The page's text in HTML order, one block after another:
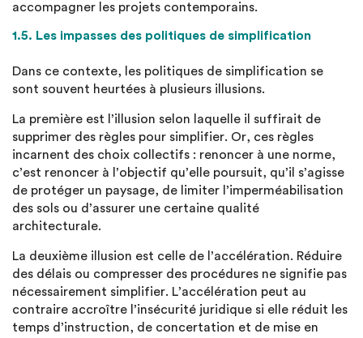
accompagner les projets contemporains.
1.5. Les impasses des politiques de simplification
Dans ce contexte, les politiques de simplification se
sont souvent heurtées à plusieurs illusions.
La première est l’illusion selon laquelle il suffirait de
supprimer des règles pour simplifier. Or, ces règles
incarnent des choix collectifs : renoncer à une norme,
c’est renoncer à l’objectif qu’elle poursuit, qu’il s’agisse
de protéger un paysage, de limiter l’imperméabilisation
des sols ou d’assurer une certaine qualité
architecturale.
La deuxième illusion est celle de l’accélération. Réduire
des délais ou compresser des procédures ne signifie pas
nécessairement simplifier. L’accélération peut au
contraire accroître l’insécurité juridique si elle réduit les
temps d’instruction, de concertation et de mise en